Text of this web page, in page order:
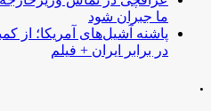
ما جبران شود
پاشنه آشیل‌های آمریکا؛ از
در برابر ایران + فیلم
.